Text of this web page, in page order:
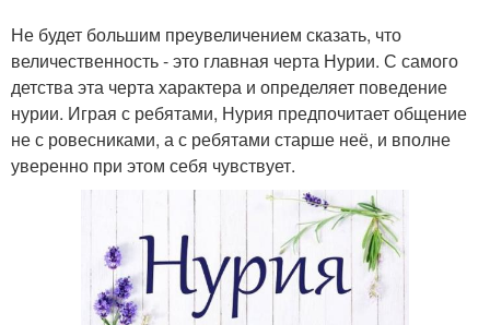
Не будет большим преувеличением сказать, что
величественность - это главная черта Нурии. С самого
детства эта черта характера и определяет поведение
нурии. Играя с ребятами, Нурия предпочитает общение
не с ровесниками, а с ребятами старше неё, и вполне
уверенно при этом себя чувствует.